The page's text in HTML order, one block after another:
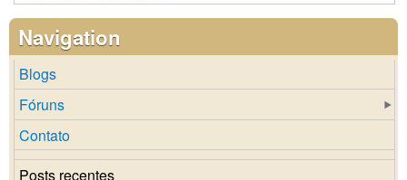
Navigation
Blogs
Fóruns
Contato
Posts recentes